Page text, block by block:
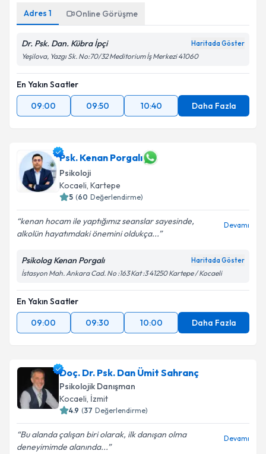
Adres 1 Online Görüşme
Dr. Psk. Dan. Kübra İpçi Haritada Göster
Yeşilova, Yazgı Sk. No:70/32 Meditorium İş Merkezi 41060
En Yakın Saatler
09:00
09:50 10:40 Daha Fazla
Psk. Kenan Porgalı
Psikoloji
Kocaeli, Kartepe
5 (60 Değerlendirme)
kenan hocam ile yaptığımız seanslar sayesinde,
alkolün hayatımdaki önemini oldukça...
Devamı
Psikolog Kenan Porgalı Haritada Göster
İstasyon Mah. Ankara Cad. No :163 Kat :3 41250 Kartepe / Kocaeli
En Yakın Saatler
09:00
09:30 10:00 Daha Fazla
Doç. Dr. Psk. Dan Ümit Sahranç
Psikolojik Danışman
Kocaeli, İzmit
4.9 (37 Değerlendirme)
Bu alanda çalışan biri olarak, ilk danışan olma
deneyimimde alanında...
Devamı